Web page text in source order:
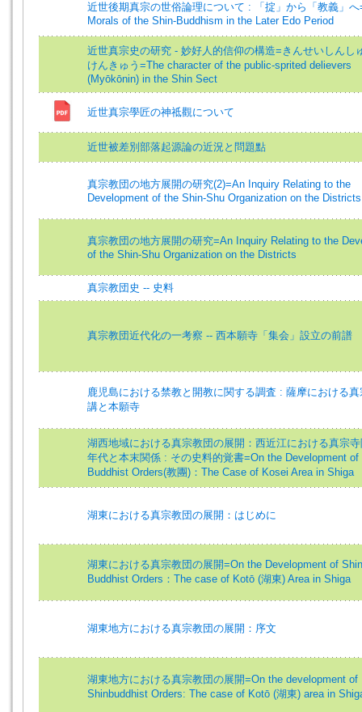
近世後期真宗の世俗論理について : 「掟」から「教義」
Morals of the Shin-Buddhism in the Later Edo Period
近世真宗史の研究 - 妙好人的信仰の構造=きんせいしんし
けんきゅう=The character of the public-sprited delievers
(Myōkōnin) in the Shin Sect
近世真宗學匠の神祗觀について
近世被差別部落起源論の近況と問題點
真宗教団の地方展開の研究(2)=An Inquiry Relating to the
Development of the Shin-Shu Organization on the
真宗教団の地方展開の研究=An Inquiry Relating to the
of the Shin-Shu Organization on the Districts
真宗教団史 -- 史料
真宗教団近代化の一考察 -- 西本願寺「集会」設立の前譜
鹿児島における禁教と開教に関する調査 : 薩摩における
講と本願寺
湖西地域における真宗教団の展開：西近江における真宗
年代と本末関係 : その史料的覚書=On the Development of
Buddhist Orders(教團)：The Case of Kosei Area in Shiga
湖東における真宗教団の展開：はじめに
湖東における真宗教団の展開=On the Development of Shin
Buddhist Orders：The case of Kotō (湖東) Area in Shiga
湖東地方における真宗教団の展開：序文
湖東地方における真宗教団の展開=On the development of
Shinbuddhist Orders: The case of Kotō (湖東) area in